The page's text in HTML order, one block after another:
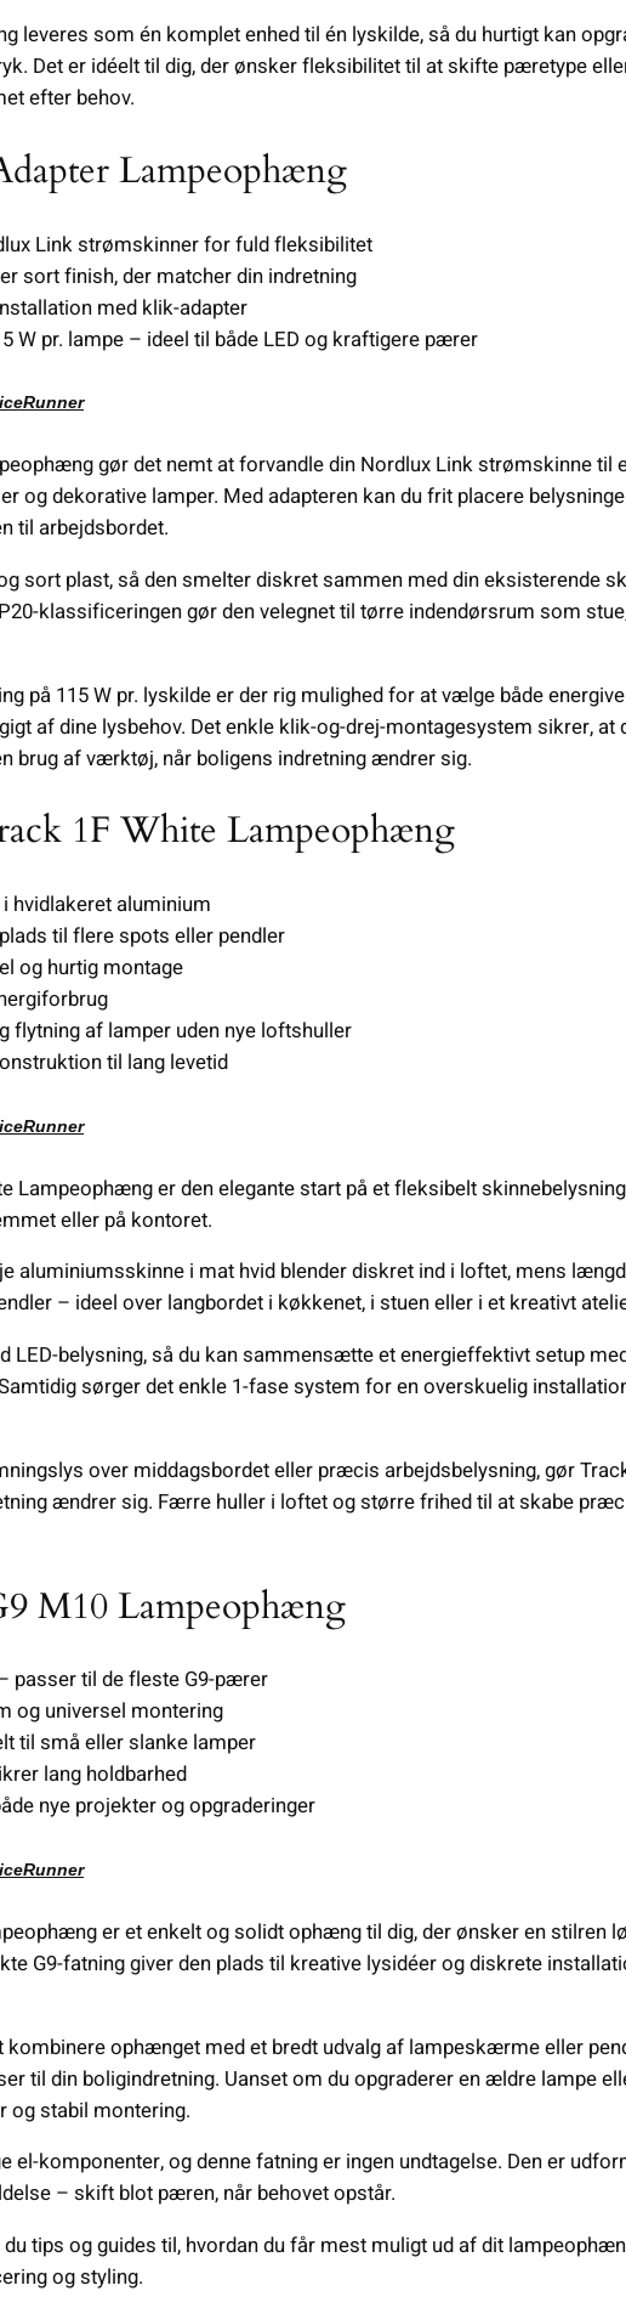
leveres som én komplet enhed til én lyskilde, så du hurtigt kan
Det er idéelt til dig, der ønsker fleksibilitet til at skifte pæretype
efter behov.
Lampeophæng
Link strømskinner for fuld fleksibilitet
sort finish, der matcher din indretning
med klik-adapter
W pr. lampe – ideel til både LED og kraftigere pærer
gør det nemt at forvandle din Nordlux Link strømskinne til
og dekorative lamper. Med adapteren kan du frit placere
til arbejdsbordet.
sort plast, så den smelter diskret sammen med din eksisterende
klassificeringen gør den velegnet til tørre indendørsrum som
på 115 W pr. lyskilde er der rig mulighed for at vælge både
af dine lysbehov. Det enkle klik-og-drej-montagesystem sikrer, at
brug af værktøj, når boligens indretning ændrer sig.
1F White Lampeophæng
hvidlakeret aluminium
til flere spots eller pendler
og hurtig montage
flytning af lamper uden nye loftshuller
til lang levetid
Lampeophæng er den elegante start på et fleksibelt
eller på kontoret.
aluminiumsskinne i mat hvid blender diskret ind i loftet, mens
– ideel over langbordet i køkkenet, i stuen eller i et kreativt
LED-belysning, så du kan sammensætte et energieffektivt setup
sørger det enkle 1-fase system for en overskuelig
over middagsbordet eller præcis arbejdsbelysning, gør
ændrer sig. Færre huller i loftet og større frihed til at skabe
M10 Lampeophæng
passer til de fleste G9-pærer
og universel montering
til små eller slanke lamper
lang holdbarhed
nye projekter og opgraderinger
er et enkelt og solidt ophæng til dig, der ønsker en stilren
G9-fatning giver den plads til kreative lysidéer og diskrete
kombinere ophænget med et bredt udvalg af lampeskærme eller
til din boligindretning. Uanset om du opgraderer en ældre lampe
og stabil montering.
el-komponenter, og denne fatning er ingen undtagelse. Den er
– skift blot pæren, når behovet opstår.
tips og guides til, hvordan du får mest muligt ud af dit
og styling.